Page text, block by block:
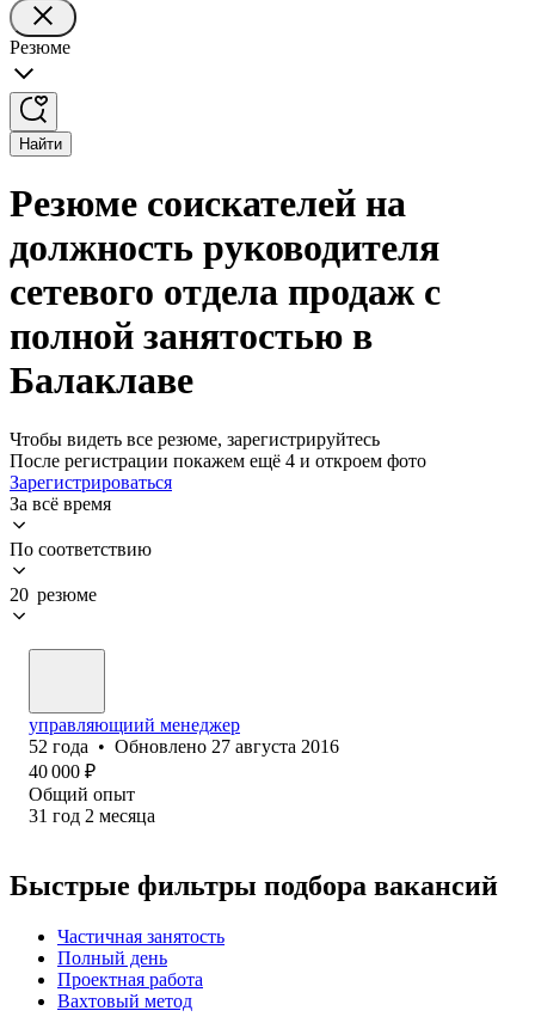
Резюме
Найти
Резюме соискателей на
должность руководителя
сетевого отдела продаж с
полной занятостью в
Балаклаве
Чтобы видеть все резюме, зарегистрируйтесь
После регистрации покажем ещё 4 и откроем фото
Зарегистрироваться
За всё время
По соответствию
20 резюме
управляющиий менеджер
52 года • Обновлено 27 августа 2016
40 000 ₽
Общий опыт
31 год 2 месяца
Быстрые фильтры подбора вакансий
Частичная занятость
Полный день
Проектная работа
Вахтовый метод